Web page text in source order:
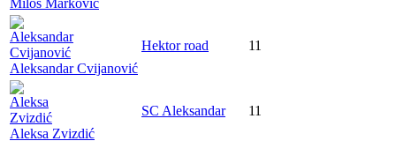
Miloš Marković
Aleksandar Cvijanović
Hektor road 11
Aleksa Zvizdić
SC Aleksandar 11